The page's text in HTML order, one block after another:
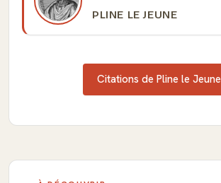
PLINE LE JEUNE
Citations de Pline le Jeune